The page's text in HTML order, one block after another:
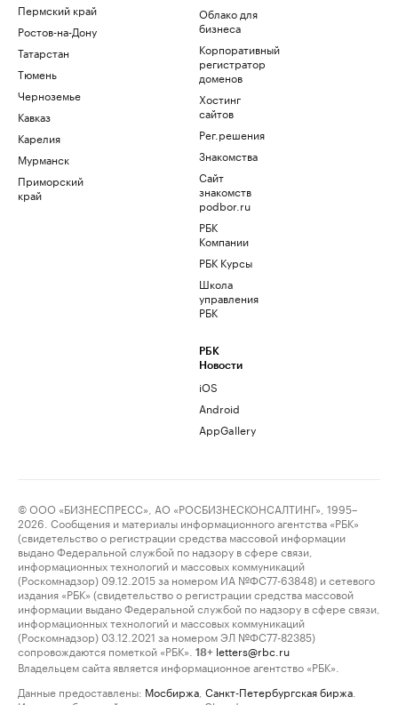
Пермский край
Ростов-на-Дону
Татарстан
Тюмень
Черноземье
Кавказ
Карелия
Мурманск
Приморский
край
Облако для
бизнеса
Корпоративный
регистратор
доменов
Хостинг
сайтов
Рег.решения
Знакомства
Сайт
знакомств
podbor.ru
РБК
Компании
РБК Курсы
Школа
управления
РБК
РБК
Новости
iOS
Android
AppGallery
© ООО «БИЗНЕСПРЕСС», АО «РОСБИЗНЕСКОНСАЛТИНГ», 1995–
2026. Сообщения и материалы информационного агентства «РБК»
(свидетельство о регистрации средства массовой информации
выдано Федеральной службой по надзору в сфере связи,
информационных технологий и массовых коммуникаций
(Роскомнадзор) 09.12.2015 за номером ИА №ФС77-63848) и сетевого
издания «РБК» (свидетельство о регистрации средства массовой
информации выдано Федеральной службой по надзору в сфере связи,
информационных технологий и массовых коммуникаций
(Роскомнадзор) 03.12.2021 за номером ЭЛ №ФС77-82385)
сопровождаются пометкой «РБК».
18+ letters@rbc.ru
Владельцем сайта является информационное агентство «РБК».
Данные предоставлены: Мосбиржа Санкт-Петербургская биржа